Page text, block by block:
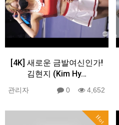
[4K] 새로운 금발여신인가!
김현지 (Kim Hy…
관리자 0 4,652
Hot